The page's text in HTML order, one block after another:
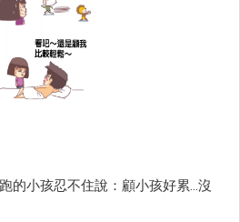
的小孩忍不住說：顧小孩好累...沒